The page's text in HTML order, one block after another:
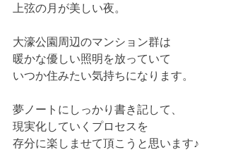
上弦の月が美しい夜。
大濠公園周辺のマンション群は
暖かな優しい照明を放っていて
いつか住みたい気持ちになります。
夢ノートにしっかり書き記して、
現実化していくプロセスを
存分に楽しませて頂こうと思います♪